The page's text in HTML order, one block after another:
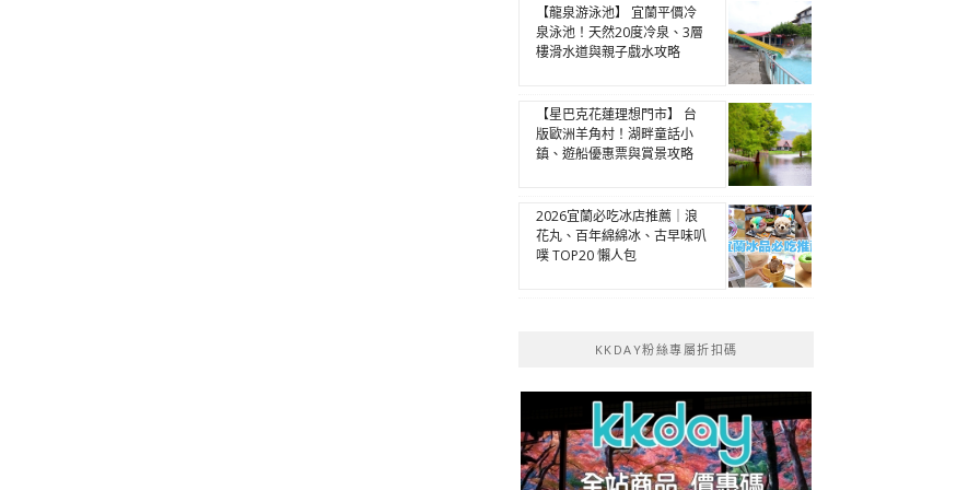
【龍泉游泳池】 宜蘭平價冷
泉泳池！天然20度冷泉、3層
樓滑水道與親子戲水攻略
【星巴克花蓮理想門市】 台
版歐洲羊角村！湖畔童話小
鎮、遊船優惠票與賞景攻略
2026宜蘭必吃冰店推薦｜浪
花丸、百年綿綿冰、古早味叭
噗 TOP20 懶人包
KKDAY粉絲專屬折扣碼